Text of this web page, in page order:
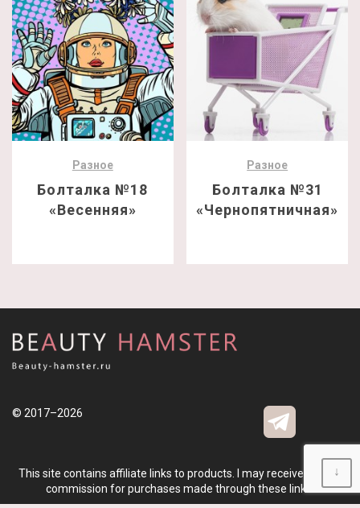
Разное
Болталка №18
«Весенняя»
Разное
Болталка №31
«Чернопятничная»
© 2017–2026
This site contains affiliate links to products. I may receive a small
commission for purchases made through these links.
↓